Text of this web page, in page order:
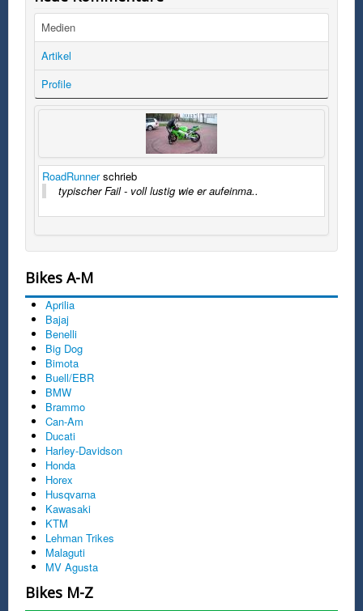
Medien
Artikel
Profile
RoadRunnerschrieb
typischer Fail - voll lustig wie er aufeinma..
Bikes A-M
Aprilia
Bajaj
Benelli
Big Dog
Bimota
Buell/EBR
BMW
Brammo
Can-Am
Ducati
Harley-Davidson
Honda
Horex
Husqvarna
Kawasaki
KTM
Lehman Trikes
Malaguti
MV Agusta
Bikes M-Z